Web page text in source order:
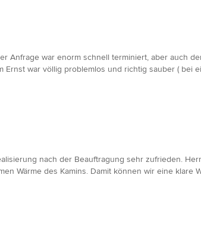
Anfrage war enorm schnell terminiert, aber auch
war völlig problemlos und richtig sauber ( bei
nach der Beauftragung sehr zufrieden.
Wärme des Kamins. Damit können wir eine klare